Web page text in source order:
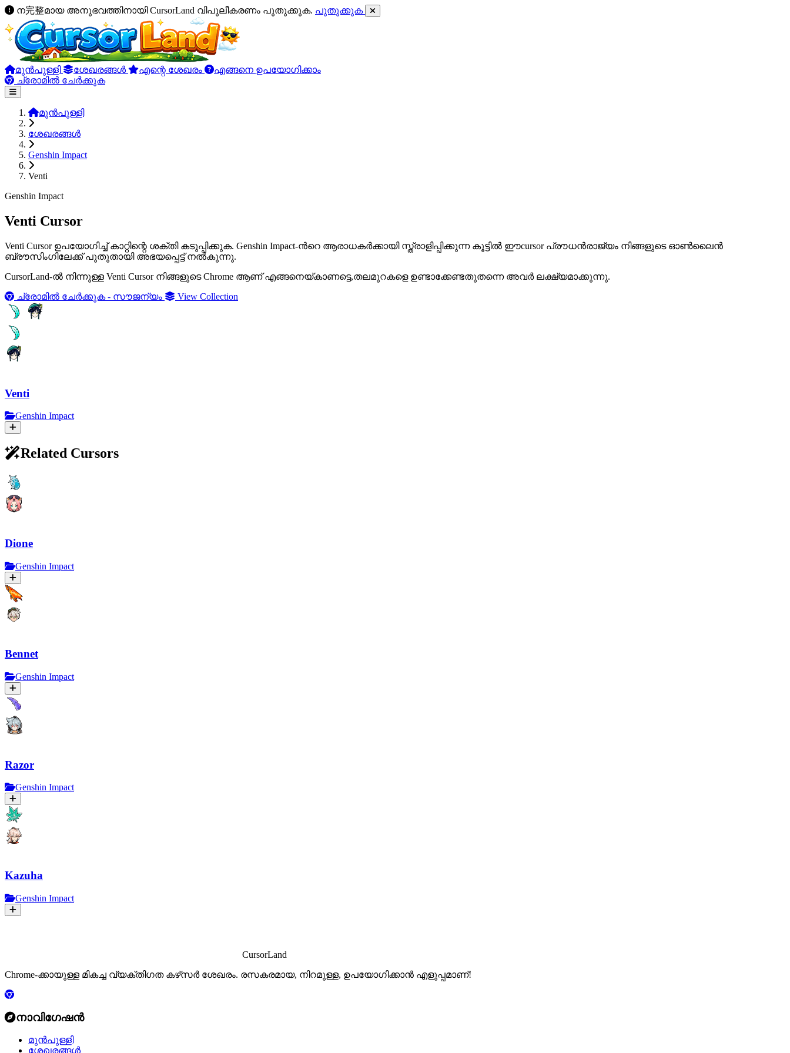
ന完整മായ അനുഭവത്തിനായി CursorLand വിപുലീകരണം പുതുക്കുക. പുതുക്കുക
മുൻപുള്ളി ശേഖരങ്ങൾ എന്റെ ശേഖരം
എങ്ങനെ ഉപയോഗിക്കാം
ച്രോമിൽ ചേർക്കുക
മുൻപുള്ളി
ശേഖരങ്ങൾ
Genshin Impact
Venti
Genshin Impact
Venti Cursor
Venti Cursor ഉപയോഗിച്ച് കാറ്റിന്റെ ശക്തി കടുപ്പിക്കുക. Genshin Impact-ന്‍റെ ആരാധകർക്കായി സ്ത്രാളിപ്പിക്കുന്ന കൂട്ടില്‍ ഈcursor പ്രൗധൻരാജ്യം നിങ്ങളുടെ ഓൺലൈൻ
ബ്രൗസിംഗിലേക്ക് പുതുതായി അഭയപ്പെട്ട് നൽകുന്നു.
CursorLand-ല്‍ നിന്നുള്ള Venti Cursor നിങ്ങളുടെ Chrome ആണ് എങ്ങനെയ്കാണട്ടെ,തലമുറകളെ ഉണ്ടാക്കേണ്ടതുതന്നെ അവർ ലക്ഷ്യമാക്കുന്നു.
ച്രോമിൽ ചേർക്കുക - സൗജന്യം
View Collection
Venti
Genshin Impact
Related Cursors
Dione
Genshin Impact
Bennet
Genshin Impact
Razor
Genshin Impact
Kazuha
Genshin Impact
CursorLand
Chrome-ക്കായുള്ള മികച്ച വ്യക്തിഗത കഴ്‌സർ ശേഖരം. രസകരമായ, നിറമുള്ള, ഉപയോഗിക്കാൻ എളുപ്പമാണ്!
നാവിഗേഷൻ
മുൻപുള്ളി
ശേഖരങ്ങൾ